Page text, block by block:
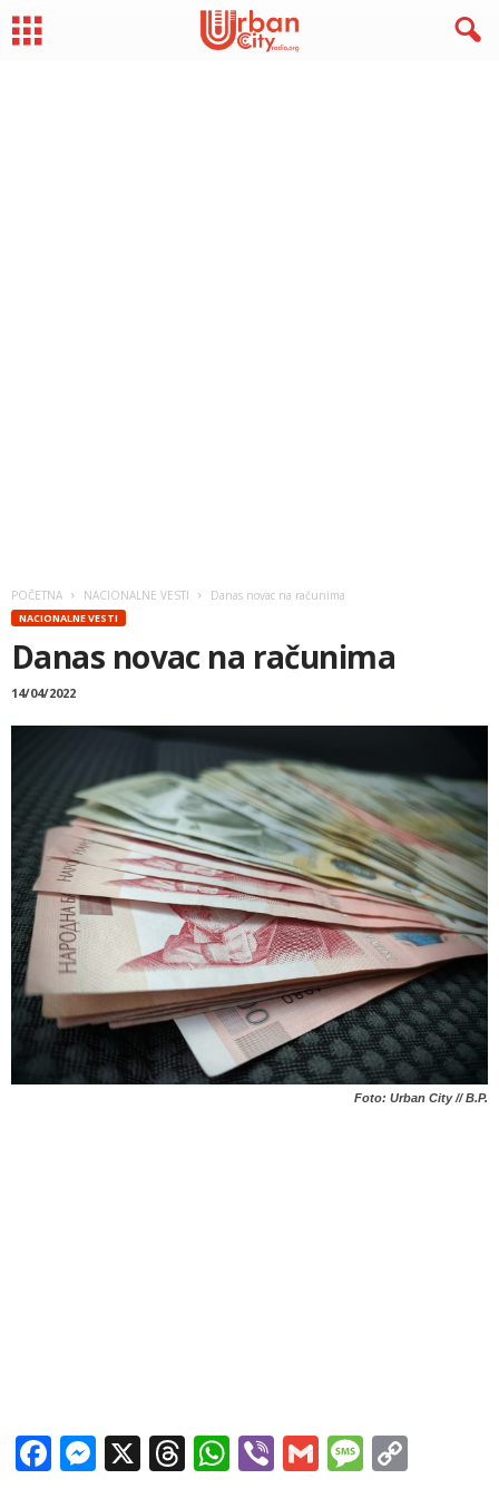
POČETNA NACIONALNE VESTI Danas novac na računima
NACIONALNE VESTI
Danas novac na računima
14/04/2022
Foto: Urban City // B.P.
Facebook
Messenger
X Threads
WhatsApp
ViberGmail